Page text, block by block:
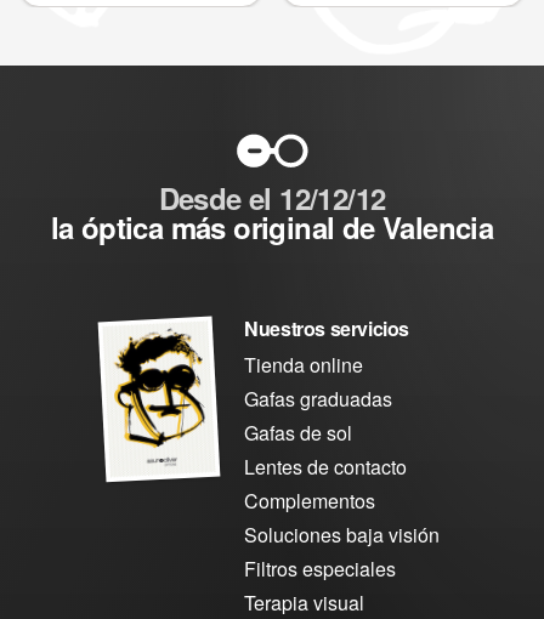
Desde el 12/12/12
la óptica más original de Valencia
Nuestros servicios
Tienda online
Gafas graduadas
Gafas de sol
Lentes de contacto
Complementos
Soluciones baja visión
Filtros especiales
Terapia visual